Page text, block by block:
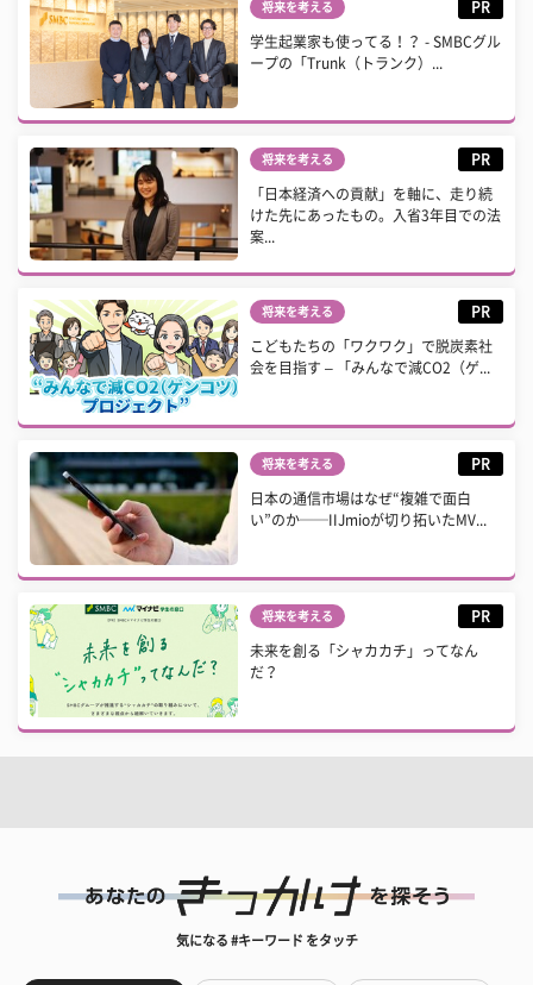
将来を考える PR
学生起業家も使ってる！？ - SMBCグル
ープの「Trunk（トランク）...
将来を考える PR
「日本経済への貢献」を軸に、走り続
けた先にあったもの。入省3年目での法
案...
将来を考える PR
こどもたちの「ワクワク」で脱炭素社
会を目指す – 「みんなで減CO2（ゲ...
将来を考える PR
日本の通信市場はなぜ“複雑で面白
い”のか──IIJmioが切り拓いたMV...
将来を考える PR
未来を創る「シャカカチ」ってなん
だ？
気になる #キーワード をタッチ